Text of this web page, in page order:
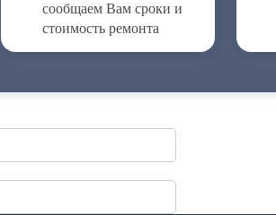
сообщаем Вам сроки и
стоимость ремонта